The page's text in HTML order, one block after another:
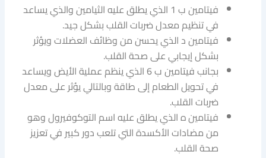
فيتامين ب 1 الذي يطلق عليه الثيامين والذي يساعد
في تنظيم معدل ضربات القلب بشكل جيد.
فيتامين د الذي يحسن من وظائف العضلات ويؤثر
بشكل إيجابي على صحة القلب.
بجانب فيتامين ب 6 الذي ينظم عملية الأيض ويساعد
في تحويل الطعام إلى طاقة وبالتالي يؤثر على معدل
ضربات القلب.
فيتامين ه الذي يطلق عليه اسم التوكوفيرول وهو
من مضادات الأكسدة التي تلعب دور كبير في تعزيز
صحة القلب.